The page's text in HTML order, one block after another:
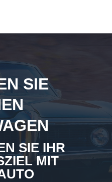
SIE
SIE IHR
MIT